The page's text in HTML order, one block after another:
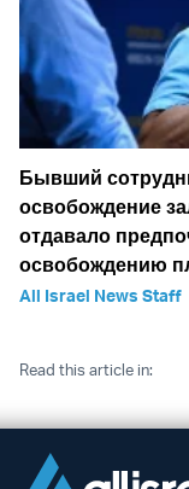
Бывший
освобождение
отдавало
освобождению
All Israel News Staff
Read this article in: